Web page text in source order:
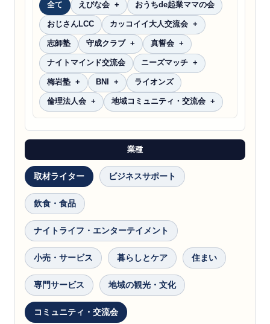
全て えびな会 おうちde起業ママの会
おじさんLCC カッコイイ大人交流会
志師塾 守成クラブ 真誓会
ナイトマインド交流会 ニーズマッチ
梅岩塾 BNI ライオンズ
倫理法人会 地域コミュニティ・交流会
業種
取材ライター ビジネスサポート
飲食・食品
ナイトライフ・エンターテイメント
小売・サービス 暮らしとケア 住まい
専門サービス 地域の観光・文化
コミュニティ・交流会